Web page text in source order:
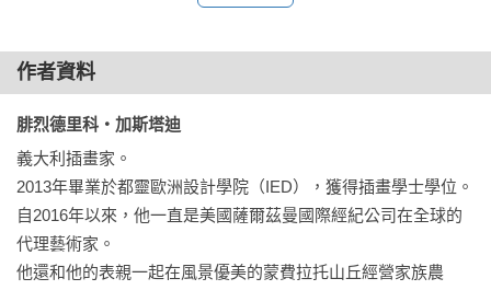
作者資料
腓烈德里科・加斯塔迪
義大利插畫家。
2013年畢業於都靈歐洲設計學院（IED），獲得插畫學士學位。
自2016年以來，他一直是美國薩爾茲曼國際經紀公司在全球的
代理藝術家。
他還和他的表親一起在風景優美的蒙費拉托山丘經營家族農